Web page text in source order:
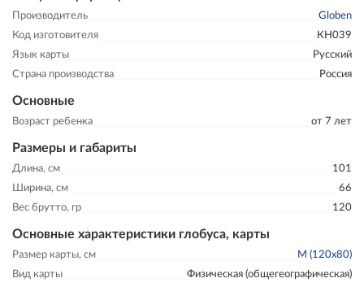
Производитель
Globen
Код изготовителя
КН039
Язык карты
Русский
Страна производства
Россия
Основные
Возраст ребенка от 7 лет
Размеры и габариты
Длина, см
101
Ширина, см
66
Вес брутто, гр
120
Основные характеристики глобуса, карты
Размер карты, см
M (120x80)
Вид карты
Физическая (общегеографическая)